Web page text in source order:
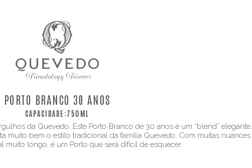
PORTO BRANCO 30 ANOS
CAPACIDADE:750ML
da Quevedo. Este Porto Branco de 30 anos é um “blend” elegante,
muito bem o estilo tradicional da família Quevedo. Com muitas nuances
muito longo, é um Porto que será difícil de esquecer.